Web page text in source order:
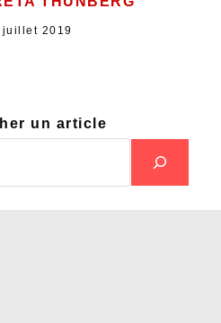
juillet 2019
un article